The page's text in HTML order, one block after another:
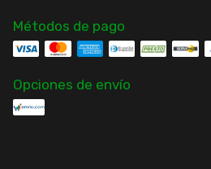
Métodos de pago
Opciones de envío